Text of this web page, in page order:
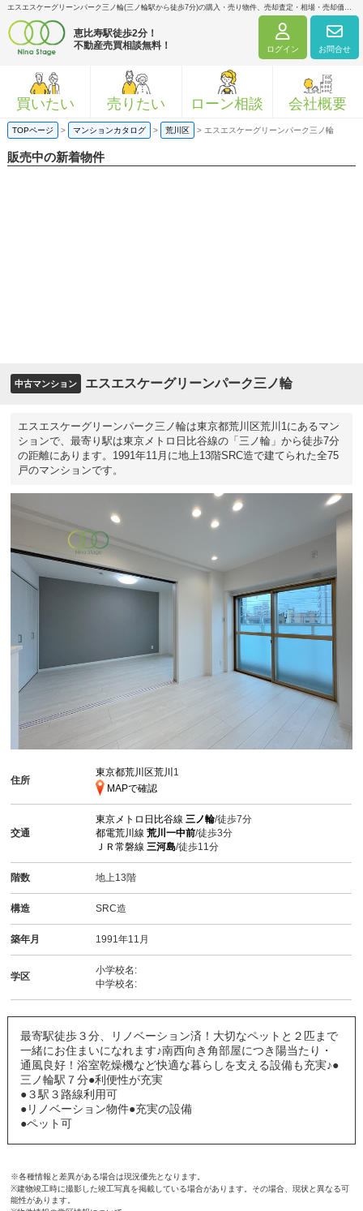
エスエスケーグリーンパーク三ノ輪(三ノ輪駅から徒歩7分)の購入・売り物件、売却査定・相場・売却価格マンション情報｜ニナ・ステージ株式会社
恵比寿駅徒歩2分！
不動産売買相談無料！
ログイン お問合せ
買いたい 売りたい ローン相談 会社概要
TOPページ > マンションカタログ > 荒川区 > エスエスケーグリーンパーク三ノ輪
販売中の新着物件
中古マンション エスエスケーグリーンパーク三ノ輪
エスエスケーグリーンパーク三ノ輪は東京都荒川区荒川1にあるマン
ションで、最寄り駅は東京メトロ日比谷線の「三ノ輪」から徒歩7分
の距離にあります。1991年11月に地上13階SRC造で建てられた全75
戸のマンションです。
住所
東京都荒川区荒川 1
MAPで確認
交通
東京メトロ日比谷線 三ノ輪/徒歩7分
都電荒川線荒川一中前/徒歩3分
ＪＲ常磐線 三河島/徒歩11分
階数 地上13階
構造 SRC造
築年月 1991年11月
学区
小学校名:
中学校名:
最寄駅徒歩３分、リノベーション済！大切なペットと２匹まで
一緒にお住まいになれます♪南西向き角部屋につき陽当たり・
通風良好！浴室乾燥機など快適な暮らしを支える設備も充実♪●
三ノ輪駅７分●利便性が充実
●３駅３路線利用可
●リノベーション物件●充実の設備
●ペット可
※各種情報と差異がある場合は現況優先となります。
※建物竣工時に撮影した竣工写真を掲載している場合があります。その場合、現状と異なる可
能性があります。